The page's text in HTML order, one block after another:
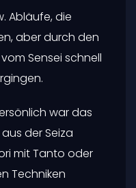
Abläufe, die
aber durch den
Sensei schnell
war das
der Seiza
mit Tanto oder
Techniken